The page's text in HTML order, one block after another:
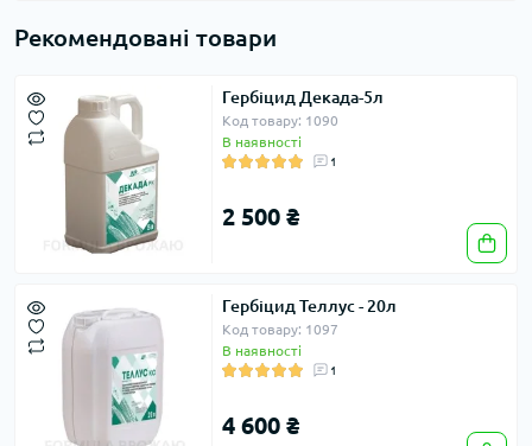
Рекомендовані товари
Гербіцид Декада-5л
Код товару: 1090
В наявності
1
2 500 ₴
Гербіцид Теллус - 20л
Код товару: 1097
В наявності
1
4 600 ₴